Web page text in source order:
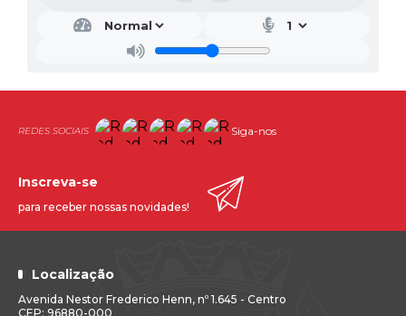
Siga-nos
Localização
Avenida Nestor Frederico Henn, nº 1.645 - Centro
CEP: 96880-000
Inscreva-se
para receber nossas novidades!